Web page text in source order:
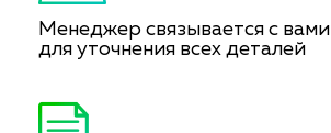
Менеджер связывается с вами
для уточнения всех деталей